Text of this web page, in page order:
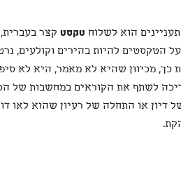
הוא לשלוח טקסט קצר
מ־400 מילה. על הטקסטים להיות בהירים וקולעים,
כך, מכיוון שהיא לא מאמר, היא לא
לשתף את הקוראים במחשבות של
דיון או התחלה של רעיון שהוא לאו